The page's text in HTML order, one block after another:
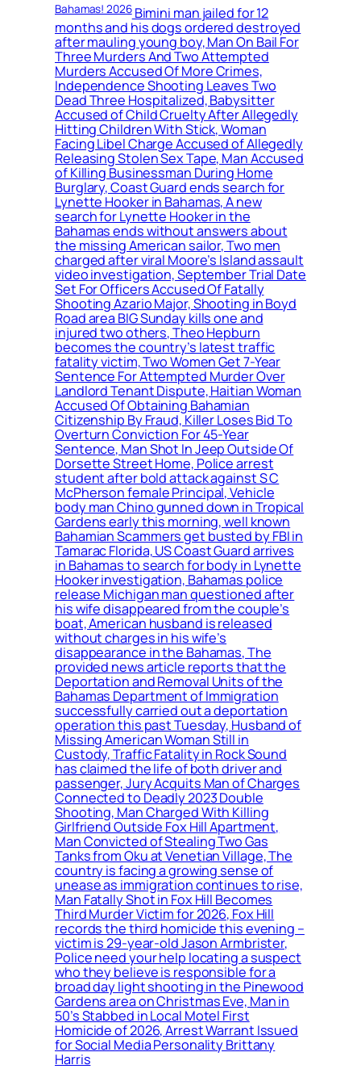
Bahamas! 2026Bimini man jailed for 12
months and his dogs ordered destroyed
after mauling young boy, Man On Bail For
Three Murders And Two Attempted
Murders Accused Of More Crimes,
Independence Shooting Leaves Two
Dead Three Hospitalized, Babysitter
Accused of Child Cruelty After Allegedly
Hitting Children With Stick, Woman
Facing Libel Charge Accused of Allegedly
Releasing Stolen Sex Tape, Man Accused
of Killing Businessman During Home
Burglary, Coast Guard ends search for
Lynette Hooker in Bahamas, A new
search for Lynette Hooker in the
Bahamas ends without answers about
the missing American sailor, Two men
charged after viral Moore’s Island assault
video investigation, September Trial Date
Set For Officers Accused Of Fatally
Shooting Azario Major, Shooting in Boyd
Road area BIG Sunday kills one and
injured two others, Theo Hepburn
becomes the country’s latest traffic
fatality victim, Two Women Get 7-Year
Sentence For Attempted Murder Over
Landlord Tenant Dispute, Haitian Woman
Accused Of Obtaining Bahamian
Citizenship By Fraud, Killer Loses Bid To
Overturn Conviction For 45-Year
Sentence, Man Shot In Jeep Outside Of
Dorsette Street Home, Police arrest
student after bold attack against S C
McPherson female Principal, Vehicle
body man Chino gunned down in Tropical
Gardens early this morning, well known
Bahamian Scammers get busted by FBI in
Tamarac Florida, US Coast Guard arrives
in Bahamas to search for body in Lynette
Hooker investigation, Bahamas police
release Michigan man questioned after
his wife disappeared from the couple’s
boat, American husband is released
without charges in his wife’s
disappearance in the Bahamas, The
provided news article reports that the
Deportation and Removal Units of the
Bahamas Department of Immigration
successfully carried out a deportation
operation this past Tuesday, Husband of
Missing American Woman Still in
Custody, Traffic Fatality in Rock Sound
has claimed the life of both driver and
passenger, Jury Acquits Man of Charges
Connected to Deadly 2023 Double
Shooting, Man Charged With Killing
Girlfriend Outside Fox Hill Apartment,
Man Convicted of Stealing Two Gas
Tanks from Oku at Venetian Village, The
country is facing a growing sense of
unease as immigration continues to rise,
Man Fatally Shot in Fox Hill Becomes
Third Murder Victim for 2026, Fox Hill
records the third homicide this evening –
victim is 29-year-old Jason Armbrister,
Police need your help locating a suspect
who they believe is responsible for a
broad day light shooting in the Pinewood
Gardens area on Christmas Eve, Man in
50’s Stabbed in Local Motel First
Homicide of 2026, Arrest Warrant Issued
for Social Media Personality Brittany
Harris